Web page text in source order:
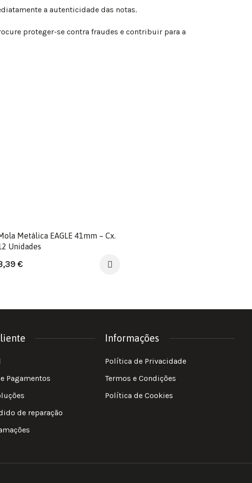
a autenticidade das notas.
proteger-se contra fraudes e contribuir para a
Metálica EAGLE 41mm – Cx.
Unidades
€
Pagamentos
de reparação
Informações
Política de Privacidade
Termos e Condições
Política de Cookies